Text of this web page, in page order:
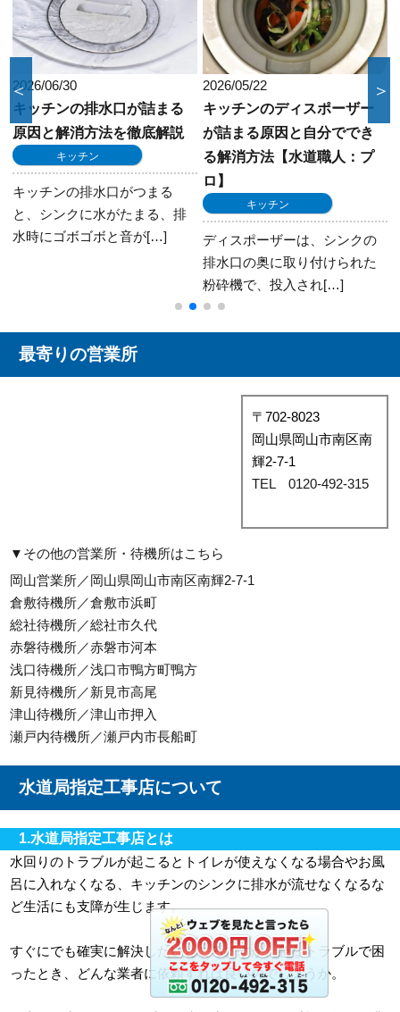
2026/05/22
キッチンのディスポーザー
が詰まる原因と自分ででき
る解消方法【水道職人：プ
ディスポーザーは、シンクの
2024/11/19
蛇口の水が止まらない…ど
うする？プロが教える修理
のコツ【水道職人：プロ】
「ハンドルを回しても蛇口の
水が止まらない…」 「蛇口は
閉まってるのに水[…]
＜ ＞
最寄りの営業所
〒702-8023
岡山県岡山市南区南
輝2-7-1
TEL 0120-492-315
▼その他の営業所・待機所はこちら
岡山営業所／岡山県岡山市南区南輝2-7-1
倉敷待機所／倉敷市浜町
総社待機所／総社市久代
赤磐待機所／赤磐市河本
浅口待機所／浅口市鴨方町鴨方
新見待機所／新見市高尾
津山待機所／津山市押入
瀬戸内待機所／瀬戸内市長船町
水道局指定工事店について
1.水道局指定工事店とは
水回りのトラブルが起こるとトイレが使えなくなる場合やお風
呂に入れなくなる、キッチンのシンクに排水が流せなくなるな
ど生活にも支障が生じます。
すぐにでも確実に解決したいところですが、急なトラブルで困
ったとき、どんな業者に依頼すれば良いのでしょうか。